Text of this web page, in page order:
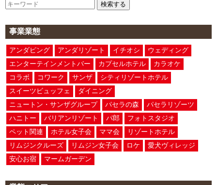
検索する
事業業態
アンダピング アンダリゾート イチオシ
ウェディング
エンターテインメントバー
カプセルホテル
カラオケ
コラボ
コワーク サンザ
シティリゾートホテル
スイーツビュッフェ
ダイニング
ニュートン・サンザグループ
パセラの森
パセラリゾーツ
ハニトー
バリアンリゾート パ郎
フォトスタジオ
ペット関連
ホテル女子会 ママ会
リゾートホテル
リムジンクルーズ
リムジン女子会 ロケ
愛犬ヴィレッジ
安心お宿
マームガーデン